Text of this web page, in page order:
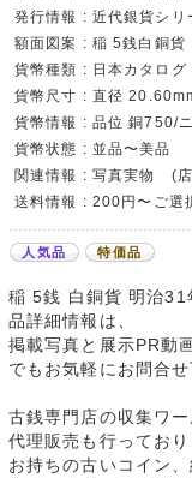
発行情報 : 近代銀貨シリ
額面図案 : 稲 5銭白銅貨
貨幣種類 : 日本カタロ
貨幣尺寸 : 直径
貨幣情報 : 品位 銅750/
貨幣状態 : 並品〜美品
関連情報 : 写真実物 (
送料情報 : 200円〜ご選
人気品 特価品
稲 5銭 白銅貨 明治
品詳細情報は、
掲載写真と展示PR動
でもお気軽にお問合せ
古銭専門店の収集ワ
代理販売も行っており
お持ちの古いコイン